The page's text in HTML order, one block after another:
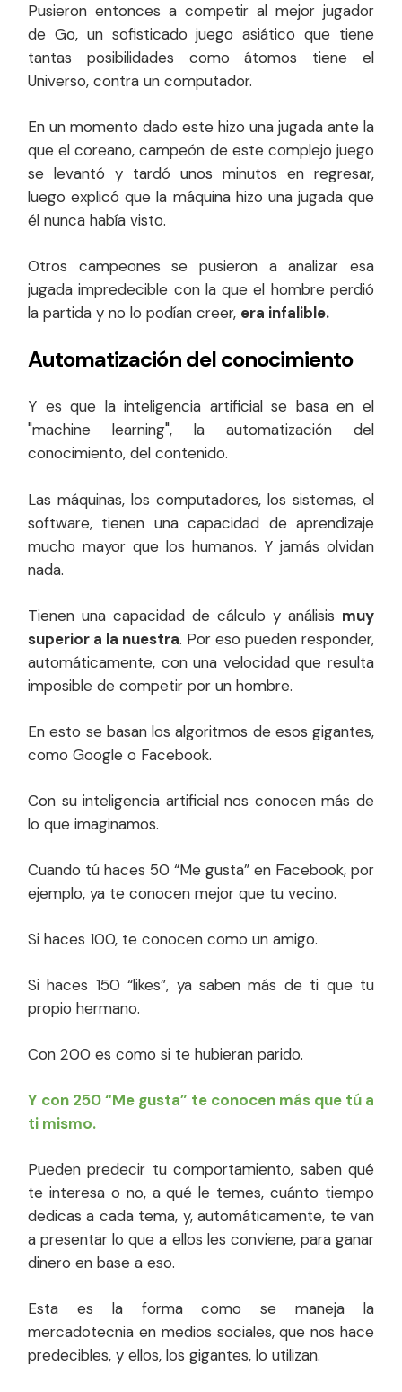
Pusieron entonces a competir al mejor jugador
de Go, un sofisticado juego asiático que tiene
tantas posibilidades como átomos tiene el
Universo, contra un computador.
En un momento dado este hizo una jugada ante la
que el coreano, campeón de este complejo juego
se levantó y tardó unos minutos en regresar,
luego explicó que la máquina hizo una jugada que
él nunca había visto.
Otros campeones se pusieron a analizar esa
jugada impredecible con la que el hombre perdió
la partida y no lo podían creer, era infalible.
Automatización del conocimiento
Y es que la inteligencia artificial se basa en el
"machine learning", la automatización del
conocimiento, del contenido.
Las máquinas, los computadores, los sistemas, el
software, tienen una capacidad de aprendizaje
mucho mayor que los humanos. Y jamás olvidan
nada.
Tienen una capacidad de cálculo y análisis muy
superior a la nuestra. Por eso pueden responder,
automáticamente, con una velocidad que resulta
imposible de competir por un hombre.
En esto se basan los algoritmos de esos gigantes,
como Google o Facebook.
Con su inteligencia artificial nos conocen más de
lo que imaginamos.
Cuando tú haces 50 “Me gusta” en Facebook, por
ejemplo, ya te conocen mejor que tu vecino.
Si haces 100, te conocen como un amigo.
Si haces 150 “likes”, ya saben más de ti que tu
propio hermano.
Con 200 es como si te hubieran parido.
Y con 250 “Me gusta” te conocen más que tú a
ti mismo.
Pueden predecir tu comportamiento, saben qué
te interesa o no, a qué le temes, cuánto tiempo
dedicas a cada tema, y, automáticamente, te van
a presentar lo que a ellos les conviene, para ganar
dinero en base a eso.
Esta es la forma como se maneja la
mercadotecnia en medios sociales, que nos hace
predecibles, y ellos, los gigantes, lo utilizan.